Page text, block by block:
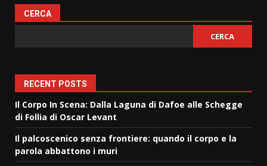
CERCA
CERCA
RECENT POSTS
Il Corpo In Scena: Dalla Laguna di Dafoe alle Schegge
di Follia di Oscar Levant
Il palcoscenico senza frontiere: quando il corpo e la
parola abbattono i muri